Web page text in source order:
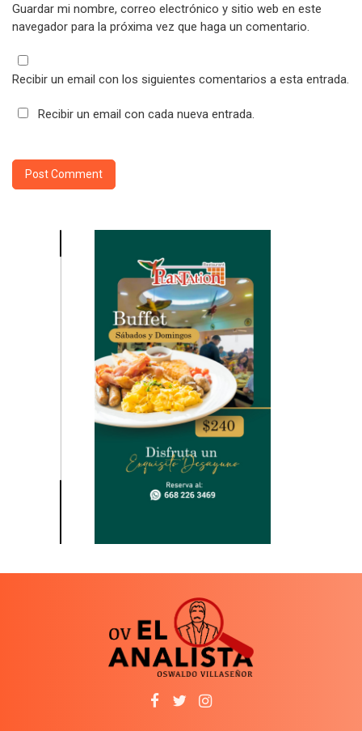
Guardar mi nombre, correo electrónico y sitio web en este
navegador para la próxima vez que haga un comentario.
Recibir un email con los siguientes comentarios a esta entrada.
Recibir un email con cada nueva entrada.